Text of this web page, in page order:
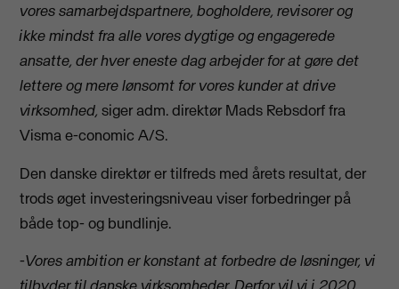
vores samarbejdspartnere, bogholdere, revisorer og
ikke mindst fra alle vores dygtige og engagerede
ansatte, der hver eneste dag arbejder for at gøre det
lettere og mere lønsomt for vores kunder at drive
virksomhed,siger adm. direktør Mads Rebsdorf fra
Visma e-conomic A/S.
Den danske direktør er tilfreds med årets resultat, der
trods øget investeringsniveau viser forbedringer på
både top- og bundlinje.
-Vores ambition er konstant at forbedre de løsninger, vi